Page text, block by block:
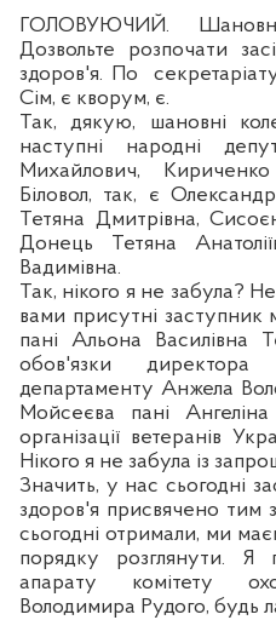
ГОЛОВУЮЧИЙ.
Дозвольте розпочати
здоров'я. По
Сім, є кворум, є.
Так, дякую, шановні
наступні народні
Михайлович,
Біловол, так, є
Тетяна Дмитрівна,
Донець Тетяна
Вадимівна.
Так, нікого я не забула?
вами присутні заступник
пані Альона Василівна
обов'язки директора
департаменту Анжела
Мойсеєва пані
організації ветеранів
Нікого я не забула із
Значить, у нас сьогодні
здоров'я присвячено тим
сьогодні отримали, ми
порядку розглянути. Я
апарату комітету
Володимира Рудого, будь